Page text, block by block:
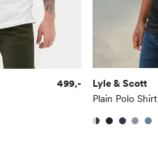
499,-
Lyle & Scott
Plain Polo Shirt